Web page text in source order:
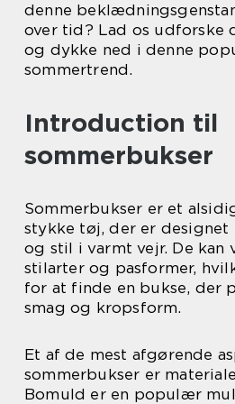
denne
over tid? Lad os udforske
og dykke ned i denne
sommertrend.
Introduction til
sommerbukser
Sommerbukser er et
stykke tøj, der er
og stil i varmt vejr. De kan
stilarter og pasformer,
for at finde en bukse, der
smag og kropsform.
Et af de mest afgørende
sommerbukser er
Bomuld er en populær